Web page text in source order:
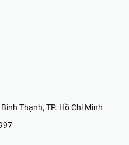
Thạnh, TP. Hồ Chí Minh